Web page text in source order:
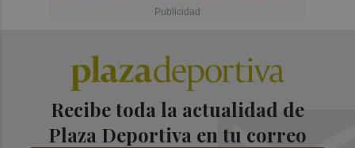
Recibe toda la actualidad de
Plaza Deportiva en tu correo